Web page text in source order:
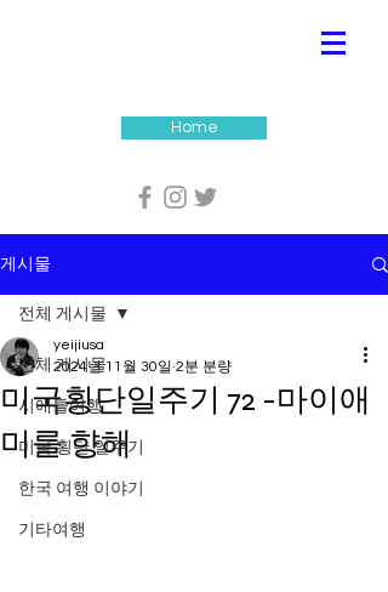
Home
게시물
전체 게시물
시애틀여행
미국 횡단 일주기
한국 여행 이야기
기타여행
전체 게시물
미국횡단일주기 72 -마이애
미를 향해
yeijiusa
2024년 11월 30일 2분 분량